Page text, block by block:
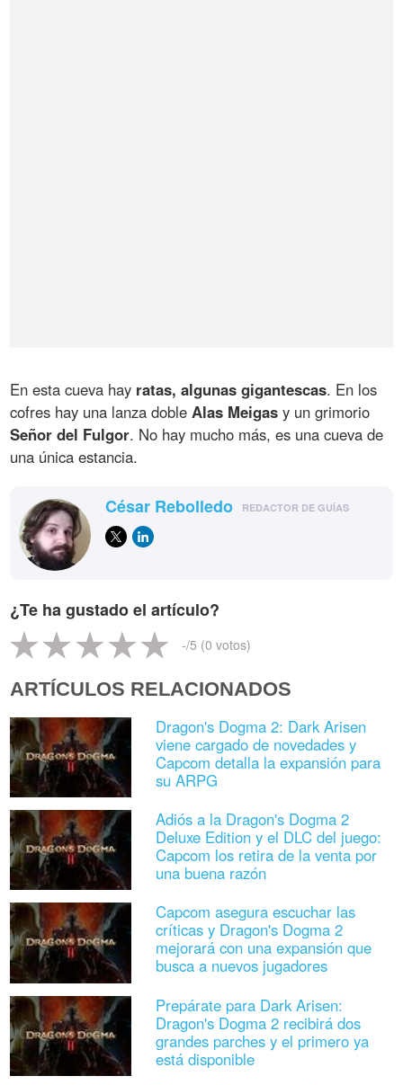
En esta cueva hay ratas, algunas gigantescas. En los
cofres hay una lanza dobleAlas Meigas y un grimorio
Señor del Fulgor. No hay mucho más, es una cueva de
una única estancia.
César Rebolledo REDACTOR DE GUÍAS
¿Te ha gustado el artículo?
-/5 (0 votos)
ARTÍCULOS RELACIONADOS
Dragon's Dogma 2: Dark Arisen
viene cargado de novedades y
Capcom detalla la expansión para
su ARPG
Adiós a la Dragon's Dogma 2
Deluxe Edition y el DLC del juego:
Capcom los retira de la venta por
una buena razón
Capcom asegura escuchar las
críticas y Dragon's Dogma 2
mejorará con una expansión que
busca a nuevos jugadores
Prepárate para Dark Arisen:
Dragon's Dogma 2 recibirá dos
grandes parches y el primero ya
está disponible